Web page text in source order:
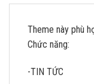
Theme này phù
Chức năng:
-TIN TỨC